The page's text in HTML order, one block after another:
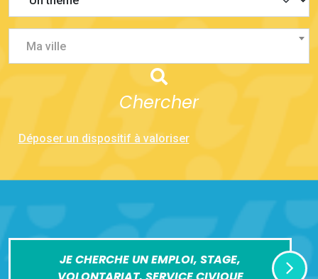
Ma ville
Chercher
Déposer un dispositif à valoriser
JE CHERCHE UN EMPLOI, STAGE,